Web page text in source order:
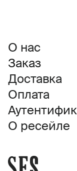
О нас
Заказ
Доставка
Оплата
О ресейле